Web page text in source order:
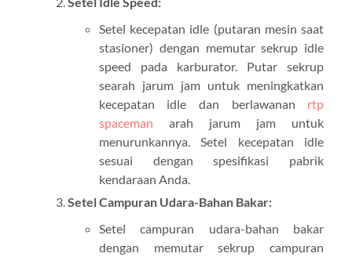
Setel kecepatan idle (putaran mesin saat
stasioner) dengan memutar sekrup idle
speed pada karburator. Putar sekrup
searah jarum jam untuk meningkatkan
kecepatan idle dan berlawanan rtp
spaceman arah jarum jam untuk
menurunkannya. Setel kecepatan idle
sesuai dengan spesifikasi pabrik
kendaraan Anda.
Setel Campuran Udara-Bahan Bakar:
Setel campuran udara-bahan bakar
dengan memutar sekrup campuran